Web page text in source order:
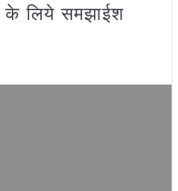
के लिये समझाईश